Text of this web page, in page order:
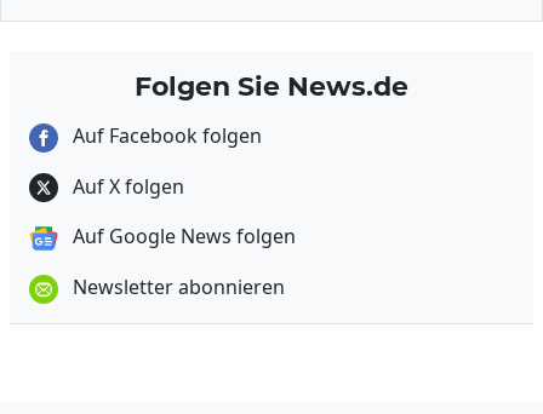
Folgen Sie News.de
Auf Facebook folgen
Auf X folgen
Auf Google News folgen
Newsletter abonnieren